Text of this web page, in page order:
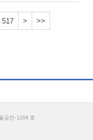
517 > >>
금천-1204 호